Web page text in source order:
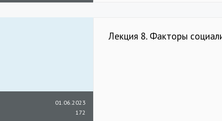
01.06.2023
172
Лекция 8. Факторы